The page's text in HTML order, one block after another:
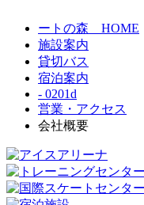
ートの森 HOME
施設案内
貸切バス
宿泊案内
- 0201d
営業・アクセス
会社概要